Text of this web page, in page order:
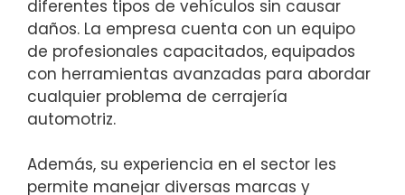
diferentes tipos de vehículos sin causar
daños. La empresa cuenta con un equipo
de profesionales capacitados, equipados
con herramientas avanzadas para abordar
cualquier problema de cerrajería
automotriz.
Además, su experiencia en el sector les
permite manejar diversas marcas y